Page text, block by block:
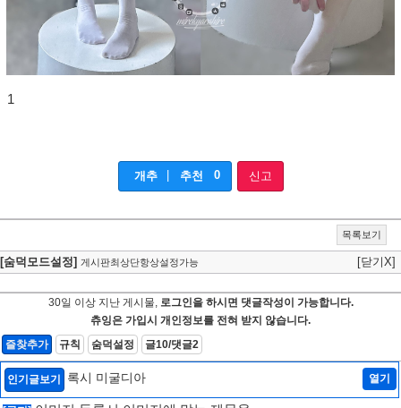
1
개추 추천 0 신고
목록보기
[숨덕모드설정] 게시판최상단항상설정가능 [닫기X]
30일 이상 지난 게시물, 로그인을 하시면 댓글작성이 가능합니다.
츄잉은 가입시 개인정보를 전혀 받지 않습니다.
즐찾추가
규칙 숨덕설정 글10/댓글2
인기글보기 록시 미굴디아 열기